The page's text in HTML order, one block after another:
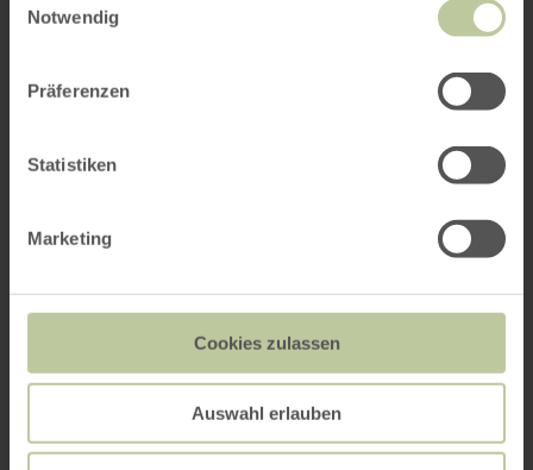
Notwendig
Präferenzen
Statistiken
Marketing
Cookies zulassen
Auswahl erlauben